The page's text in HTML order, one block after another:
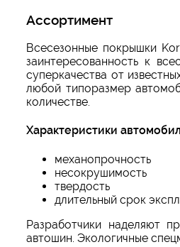
Ассортимент
Всесезонные покрышки
заинтересованность к
суперкачества от
любой типоразмер
количестве.
Характеристики
механопрочность
несокрушимость
твердость
длительный срок
Разработчики наделяют
автошин. Экологичные